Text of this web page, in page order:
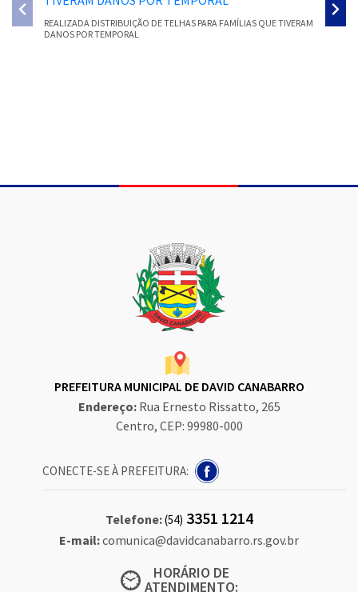
REALIZADA DISTRIBUIÇÃO DE TELHAS PARA FAMÍLIAS QUE TIVERAM
DANOS POR TEMPORAL
PREFEITURA MUNICIPAL DE DAVID CANABARRO
Endereço: Rua Ernesto Rissatto, 265
Centro, CEP: 99980-000
CONECTE-SE À PREFEITURA:
Telefone:(54) 3351 1214
E-mail:comunica@davidcanabarro.rs.gov.br
HORÁRIO DE
ATENDIMENTO: